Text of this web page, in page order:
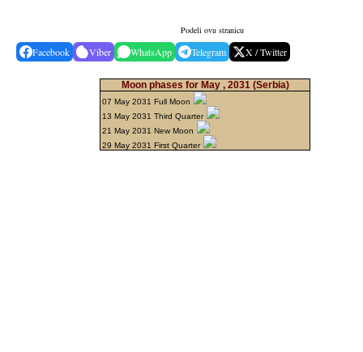
Podeli ovu stranicu
Facebook Viber WhatsApp Telegram X / Twitter
Moon phases for May , 2031 (Serbia)
07 May 2031 Full Moon
13 May 2031 Third Quarter
21 May 2031 New Moon
29 May 2031 First Quarter